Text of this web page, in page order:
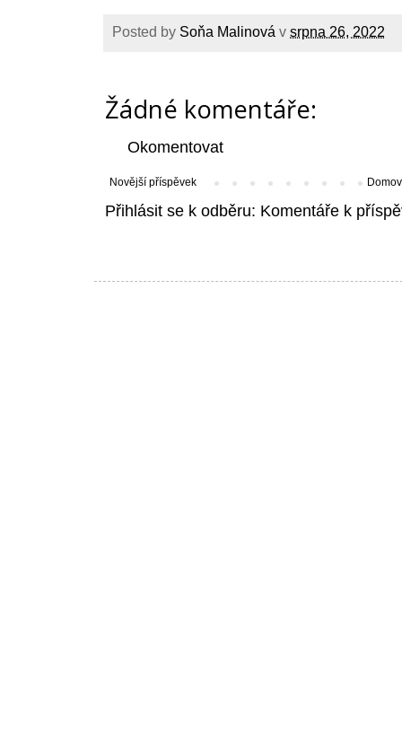
Posted by Soňa Malinová v srpna 26, 2022
Žádné komentáře:
Okomentovat
Novější příspěvek
Přihlásit se k odběru: Komentáře k